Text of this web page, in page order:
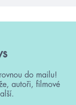
do mailu!
autoři, filmové